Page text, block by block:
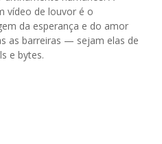
vídeo de louvor é o
da esperança e do amor
as barreiras — sejam elas de
e bytes.